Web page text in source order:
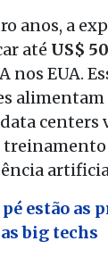
anos, a
até US$
EUA.
alimentam
centers
estão as
big techs